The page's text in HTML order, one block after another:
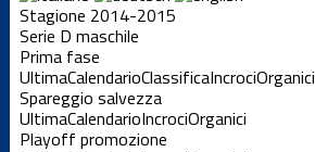
Stagione 2014-2015
Serie D maschile
Prima fase
UltimaCalendarioClassificaIncrociOrganici
Spareggio salvezza
UltimaCalendarioIncrociOrganici
Playoff promozione